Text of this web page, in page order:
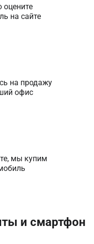
оцените
на продажу
офис
мы купим
и смартфон